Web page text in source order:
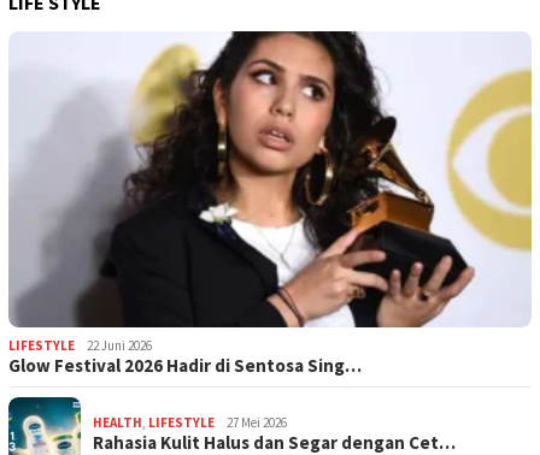
LIFESTYLE 22 Juni 2026
Glow Festival 2026 Hadir di Sentosa Sing…
HEALTH LIFESTYLE 27 Mei 2026
Rahasia Kulit Halus dan Segar dengan Cet…